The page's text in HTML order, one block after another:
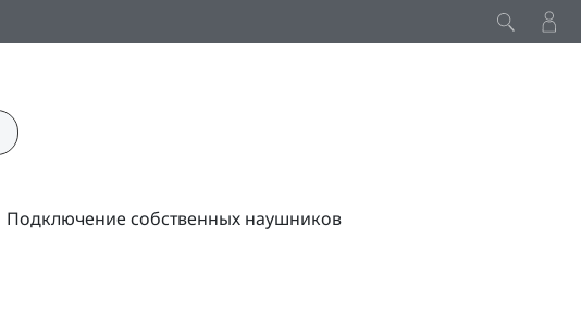
Подключение собственных наушников